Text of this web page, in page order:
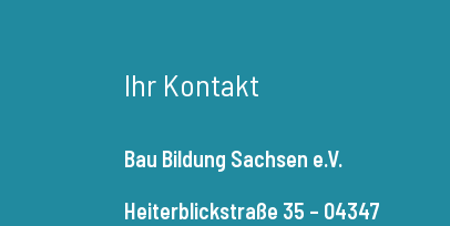
Ihr Kontakt
Bau Bildung Sachsen e.V.
Heiterblickstraße 35 – 04347